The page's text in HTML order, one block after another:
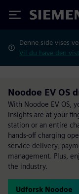
Siemens
Denne side vises
Vil du have den
Noodoe EV OS
With Noodoe EV OS,
insights are at your
station or an entire
hands-off charging
service delivery,
management. Plus,
the industry.
Udforsk Noodoe